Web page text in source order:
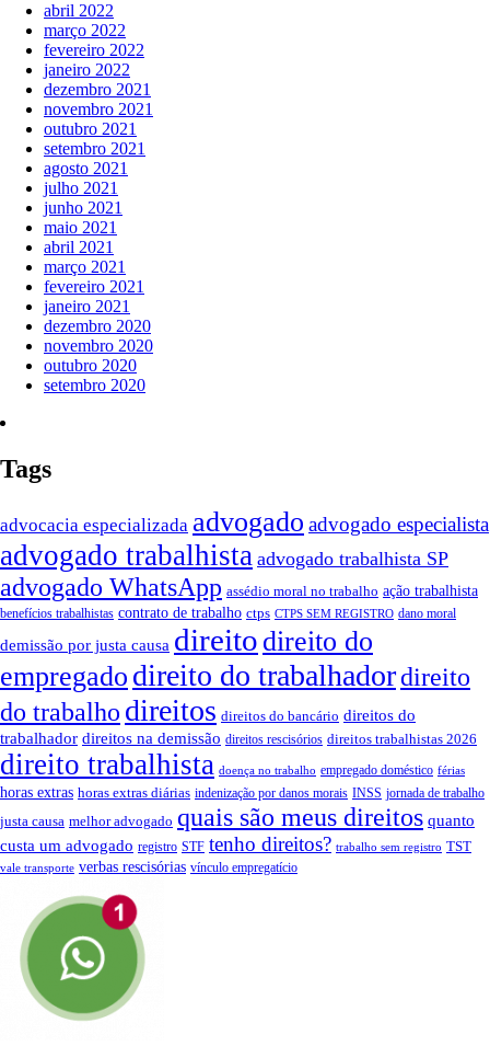
abril 2022
março 2022
fevereiro 2022
janeiro 2022
dezembro 2021
novembro 2021
outubro 2021
setembro 2021
agosto 2021
julho 2021
junho 2021
maio 2021
abril 2021
março 2021
fevereiro 2021
janeiro 2021
dezembro 2020
novembro 2020
outubro 2020
setembro 2020
Tags
advocacia especializada advogado advogado especialista
advogado trabalhista advogado trabalhista SP
advogado WhatsApp assédio moral no trabalho ação trabalhista
benefícios trabalhistas contrato de trabalho ctps CTPS SEM REGISTRO dano moral
demissão por justa causa direito direito do
empregado direito do trabalhadordireito
do trabalho direitos direitos do bancário direitos do
trabalhador direitos na demissão direitos rescisórios direitos trabalhistas 2026
direito trabalhista doença no trabalho empregado doméstico férias
horas extras horas extras diárias indenização por danos morais INSS jornada de trabalho
justa causa melhor advogado quais são meus direitos quanto
custa um advogado registro STF tenho direitos? trabalho sem registro TST
vale transporte verbas rescisórias vínculo empregatício